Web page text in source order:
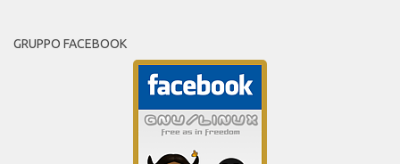
GRUPPO FACEBOOK